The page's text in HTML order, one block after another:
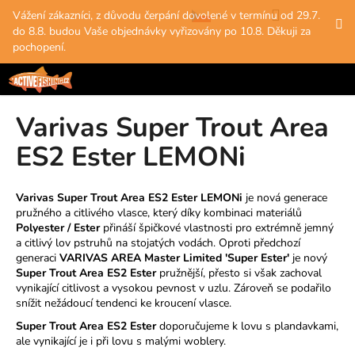
Přejít
obsah
Vážení zákazníci, z důvodu čerpání dovolené v termínu od 29.7.
do 8.8. budou Vaše objednávky vyřizovány po 10.8. Děkuji za
pochopení.
HledatPřihlášení
Varivas Super Trout Area
ES2 Ester LEMONi
Varivas Super Trout Area ES2 Ester LEMONi je nová generace
pružného a citlivého vlasce, který díky kombinaci materiálů
Polyester / Esterpřináší špičkové vlastnosti pro extrémně jemný
a citlivý lov pstruhů na stojatých vodách. Oproti předchozí
generaci VARIVAS AREA Master Limited 'Super Ester' je nový
Super Trout Area ES2 Esterpružnější, přesto si však zachoval
vynikající citlivost a vysokou pevnost v uzlu. Zároveň se podařilo
snížit nežádoucí tendenci ke kroucení vlasce.
Super Trout Area ES2 Esterdoporučujeme k lovu s plandavkami,
ale vynikající je i při lovu s malými woblery.
í
k
Zpět
Zpět
C
p
o
t
ř
e
b
u
j
e
t
e